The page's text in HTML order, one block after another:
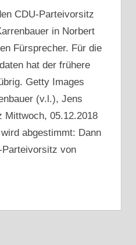
CDU-Parteivorsitz
in Norbert
Fürsprecher. Für die
hat der frühere
Getty Images
(v.l.), Jens
Mittwoch, 05.12.2018
abgestimmt: Dann
von